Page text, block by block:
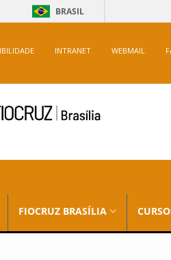
BRASIL
INTRANET WEBMAIL
FIOCRUZ BRASÍLIA